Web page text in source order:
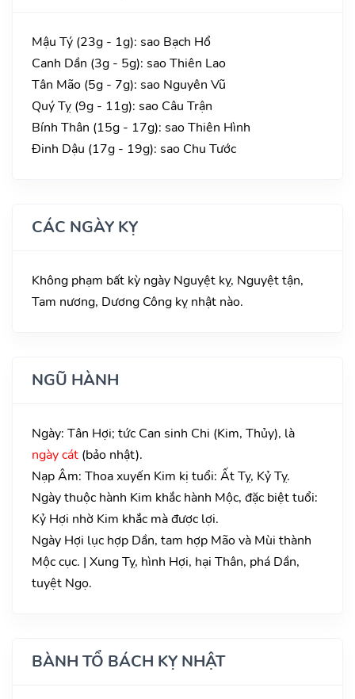
Mậu Tý (23g - 1g): sao Bạch Hổ
Canh Dần (3g - 5g): sao Thiên Lao
Tân Mão (5g - 7g): sao Nguyên Vũ
Quý Tỵ (9g - 11g): sao Câu Trận
Bính Thân (15g - 17g): sao Thiên Hình
Đinh Dậu (17g - 19g): sao Chu Tước
CÁC NGÀY KỴ
Không phạm bất kỳ ngày Nguyệt kỵ, Nguyệt tận,
Tam nương, Dương Công kỵ nhật nào.
NGŨ HÀNH
Ngày: Tân Hợi; tức Can sinh Chi (Kim, Thủy), là
ngày cát (bảo nhật).
Nạp Âm: Thoa xuyến Kim kị tuổi: Ất Tỵ, Kỷ Tỵ.
Ngày thuộc hành Kim khắc hành Mộc, đặc biệt tuổi:
Kỷ Hợi nhờ Kim khắc mà được lợi.
Ngày Hợi lục hợp Dần, tam hợp Mão và Mùi thành
Mộc cục. | Xung Tỵ, hình Hợi, hại Thân, phá Dần,
tuyệt Ngọ.
BÀNH TỔ BÁCH KỴ NHẬT